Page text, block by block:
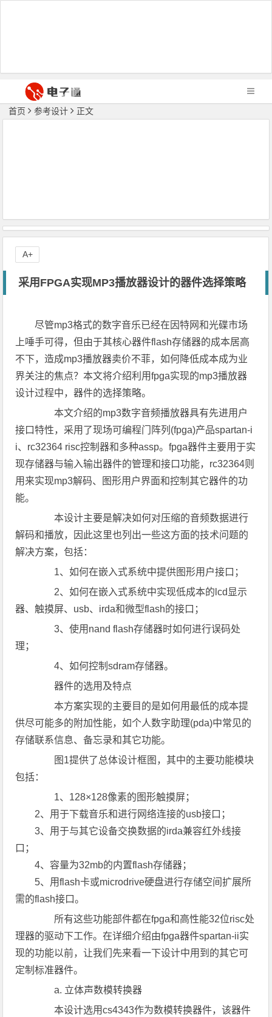
首页 参考设计 正文
采用FPGA实现MP3播放器设计的器件选择策略
尽管mp3格式的数字音乐已经在因特网和光碟市场
上唾手可得，但由于其核心器件flash存储器的成本居高
不下，造成mp3播放器卖价不菲，如何降低成本成为业
界关注的焦点？本文将介绍利用fpga实现的mp3播放器
设计过程中，器件的选择策略。
本文介绍的mp3数字音频播放器具有先进用户
接口特性，采用了现场可编程门阵列(fpga)产品spartan-i
i、rc32364 risc控制器和多种assp。fpga器件主要用于实
现存储器与输入输出器件的管理和接口功能，rc32364则
用来实现mp3解码、图形用户界面和控制其它器件的功
能。
本设计主要是解决如何对压缩的音频数据进行
解码和播放，因此这里也列出一些这方面的技术问题的
解决方案，包括：
1、如何在嵌入式系统中提供图形用户接口；
2、如何在嵌入式系统中实现低成本的lcd显示
器、触摸屏、usb、irda和微型flash的接口；
3、使用nand flash存储器时如何进行误码处
理；
4、如何控制sdram存储器。
器件的选用及特点
本方案实现的主要目的是如何用最低的成本提
供尽可能多的附加性能，如个人数字助理(pda)中常见的
存储联系信息、备忘录和其它功能。
图1提供了总体设计框图，其中的主要功能模块
包括：
1、128×128像素的图形触摸屏；
2、用于下载音乐和进行网络连接的usb接口；
3、用于与其它设备交换数据的irda兼容红外线接
口；
4、容量为32mb的内置flash存储器；
5、用flash卡或microdrive硬盘进行存储空间扩展所
需的flash接口。
所有这些功能部件都在fpga和高性能32位risc处
理器的驱动下工作。在详细介绍由fpga器件spartan-ii实
现的功能以前，让我们先来看一下设计中用到的其它可
定制标准器件。
a. 立体声数模转换器
本设计选用cs4343作为数模转换器件，该器件
A+